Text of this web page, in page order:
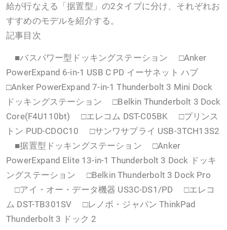
給が行なえる「据置型」の2タイプに分け、それぞれお
すすめのモデルを紹介する。
記事目次
■バスパワー型ドッキングステーション □Anker
PowerExpand 6-in-1 USB C PD イーサネット ハブ
□Anker PowerExpand 7-in-1 Thunderbolt 3 Mini Dock
ドッキングステーション □Belkin Thunderbolt 3 Dock
Core(F4U110bt) □エレコム DST-C05BK □プリンス
トン PUD-CDOC10 □サンワサプライ USB-3TCH13S2
■据置型ドッキングステーション □Anker
PowerExpand Elite 13-in-1 Thunderbolt 3 Dock ドッキ
ングステーション □Belkin Thunderbolt 3 Dock Pro
□アイ・オー・データ機器 US3C-DS1/PD □エレコ
ム DST-TB301SV □レノボ・ジャパン ThinkPad
Thunderbolt 3 ドック 2